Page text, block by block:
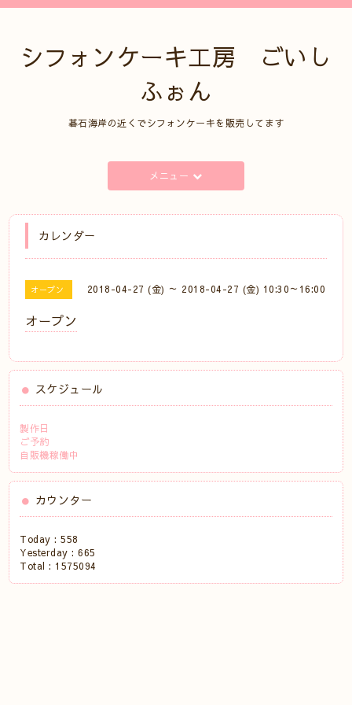
シフォンケーキ工房 ごいし
ふぉん
碁石海岸の近くでシフォンケーキを販売してます
メニュー
カレンダー
オープン 2018-04-27 (金) ～ 2018-04-27 (金) 10:30～16:00
オープン
スケジュール
製作日
ご予約
自販機稼働中
カウンター
Today :558
Yesterday :665
Total : 1575094